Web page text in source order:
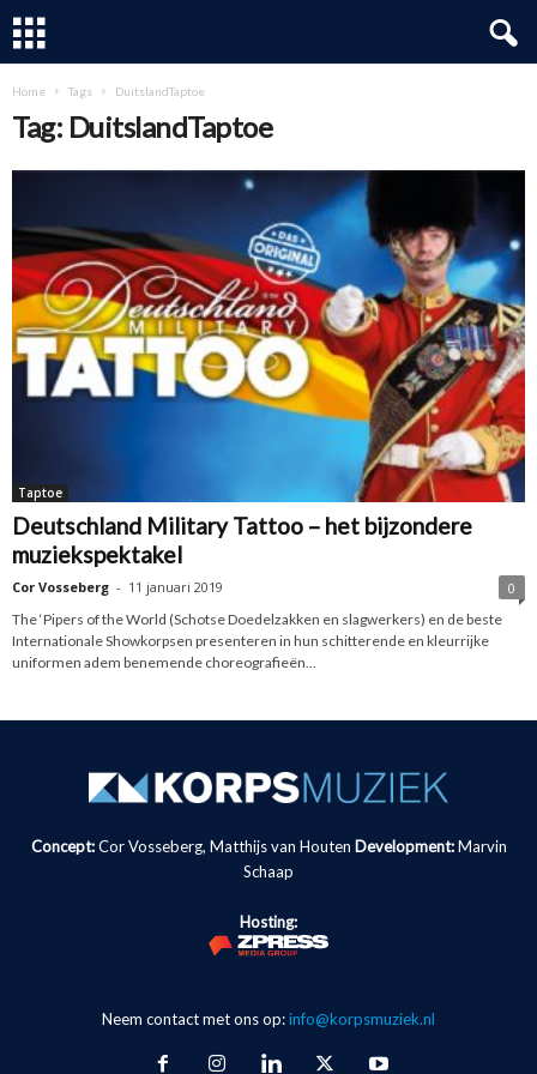
Home Tags DuitslandTaptoe
Tag: DuitslandTaptoe
Taptoe
Deutschland Military Tattoo – het bijzondere
muziekspektakel
Cor Vosseberg - 11 januari 2019
0
The ‘Pipers of the World (Schotse Doedelzakken en slagwerkers) en de beste
Internationale Showkorpsen presenteren in hun schitterende en kleurrijke
uniformen adem benemende choreografieën...
Concept:Cor Vosseberg, Matthijs van Houten Development: Marvin
Schaap
Hosting:
Neem contact met ons op:info@korpsmuziek.nl